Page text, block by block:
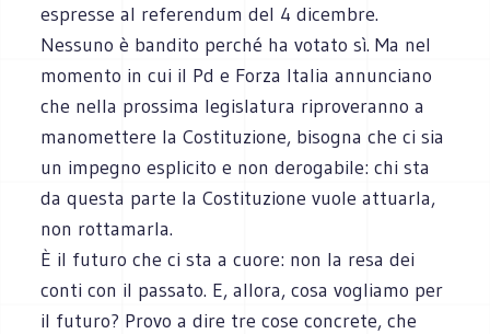
espresse al referendum del 4 dicembre.
Nessuno è bandito perché ha votato sì. Ma nel
momento in cui il Pd e Forza Italia annunciano
che nella prossima legislatura riproveranno a
manomettere la Costituzione, bisogna che ci sia
un impegno esplicito e non derogabile: chi sta
da questa parte la Costituzione vuole attuarla,
non rottamarla.
È il futuro che ci sta a cuore: non la resa dei
conti con il passato. E, allora, cosa vogliamo per
il futuro? Provo a dire tre cose concrete, che